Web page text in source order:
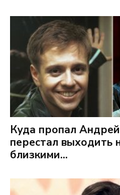
Куда пропал
перестал выходить
близкими...